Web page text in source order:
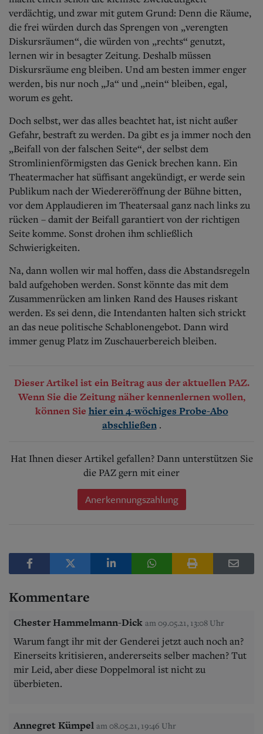
verdächtig, und zwar mit gutem Grund: Denn die Räume,
die frei würden durch das Sprengen von „verengten
Diskursräumen“, die würden von „rechts“ genutzt,
lernen wir in besagter Zeitung. Deshalb müssen
Diskursräume eng bleiben. Und am besten immer enger
werden, bis nur noch „Ja“ und „nein“ bleiben, egal,
worum es geht.
Doch selbst, wer das alles beachtet hat, ist nicht außer
Gefahr, bestraft zu werden. Da gibt es ja immer noch den
„Beifall von der falschen Seite“, der selbst dem
Stromlinienförmigsten das Genick brechen kann. Ein
Theatermacher hat süffisant angekündigt, er werde sein
Publikum nach der Wiedereröffnung der Bühne bitten,
vor dem Applaudieren im Theatersaal ganz nach links zu
rücken – damit der Beifall garantiert von der richtigen
Seite komme. Sonst drohen ihm schließlich
Schwierigkeiten.
Na, dann wollen wir mal hoffen, dass die Abstandsregeln
bald aufgehoben werden. Sonst könnte das mit dem
Zusammenrücken am linken Rand des Hauses riskant
werden. Es sei denn, die Intendanten halten sich strickt
an das neue politische Schablonengebot. Dann wird
immer genug Platz im Zuschauerbereich bleiben.
Dieser Artikel ist ein Beitrag aus der aktuellen PAZ.
Wenn Sie die Zeitung näher kennenlernen wollen,
können Sie hier ein 4-wöchiges Probe-Abo
abschließen .
Hat Ihnen dieser Artikel gefallen? Dann unterstützen Sie
die PAZ gern mit einer
Anerkennungszahlung
Kommentare
Chester Hammelmann-Dick am 09.05.21, 13:08 Uhr
Warum fangt ihr mit der Genderei jetzt auch noch an?
Einerseits kritisieren, andererseits selber machen? Tut
mir Leid, aber diese Doppelmoral ist nicht zu
überbieten.
Annegret Kümpel am 08.05.21, 19:46 Uhr